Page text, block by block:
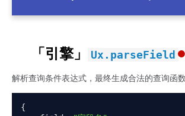
「引擎」 Ux.parseField
解析查询条件表达式，最终生成合法的查询函数
{